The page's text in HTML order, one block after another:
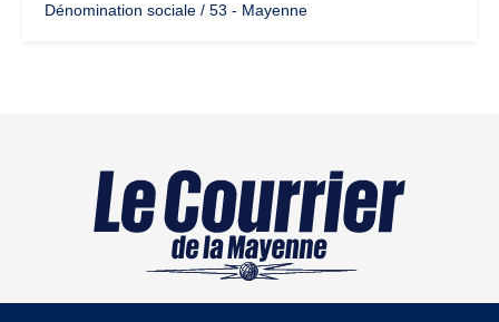
Dénomination sociale / 53 - Mayenne